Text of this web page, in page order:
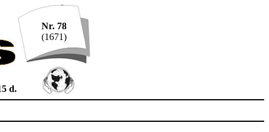
d.
Nr. 78
(1671)